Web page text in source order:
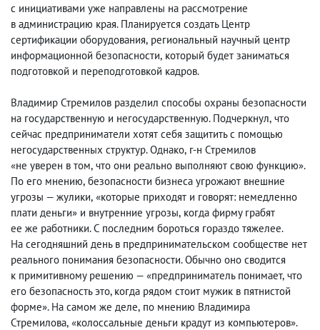
с инициативами уже направлены на рассмотрение
в администрацию края. Планируется создать Центр
сертификации оборудования, региональный научный центр
информационной безопасности, который будет заниматься
подготовкой и переподготовкой кадров.
Владимир Стремилов разделил способы охраны безопасности
на государственную и негосударственную. Подчеркнул, что
сейчас предприниматели хотят себя защитить с помощью
негосударственных структур. Однако, г-н Стремилов
«не уверен в том, что они реально выполняют свою функцию».
По его мнению, безопасности бизнеса угрожают внешние
угрозы — жулики, «которые приходят и говорят: немедленно
плати деньги» и внутренние угрозы, когда фирму грабят
ее же работники. С последним бороться гораздо тяжелее.
На сегодняшний день в предпринимательском сообществе нет
реального понимания безопасности. Обычно оно сводится
к примитивному решению — «предприниматель понимает, что
его безопасность это, когда рядом стоит мужик в пятнистой
форме». На самом же деле, по мнению Владимира
Стремилова, «колоссальные деньги крадут из компьютеров».